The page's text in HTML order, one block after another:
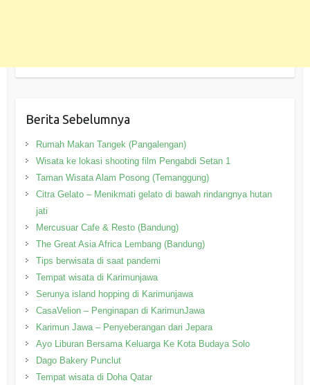
Berita Sebelumnya
Rumah Makan Tangek (Pangalengan)
Wisata ke lokasi shooting film Pengabdi Setan 1
Taman Wisata Alam Posong (Temanggung)
Citra Gelato – Menikmati gelato di bawah rindangnya hutan
jati
Mercusuar Cafe & Resto (Bandung)
The Great Asia Africa Lembang (Bandung)
Tips berwisata di saat pandemi
Tempat wisata di Karimunjawa
Serunya island hopping di Karimunjawa
CasaVelion – Penginapan di KarimunJawa
Karimun Jawa – Penyeberangan dari Jepara
Ayo Liburan Bersama Keluarga Ke Kota Budaya Solo
Dago Bakery Punclut
Tempat wisata di Doha Qatar